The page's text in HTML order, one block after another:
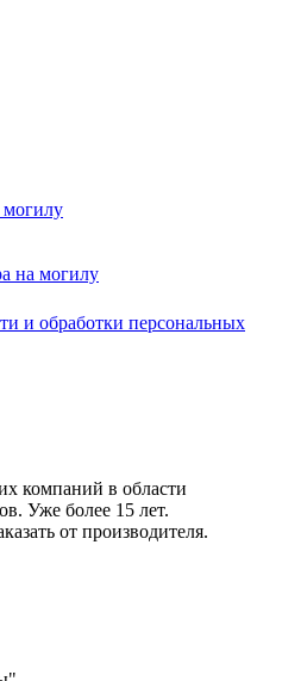
могилу
на могилу
и обработки персональных
компаний в области
Уже более 15 лет.
от производителя.